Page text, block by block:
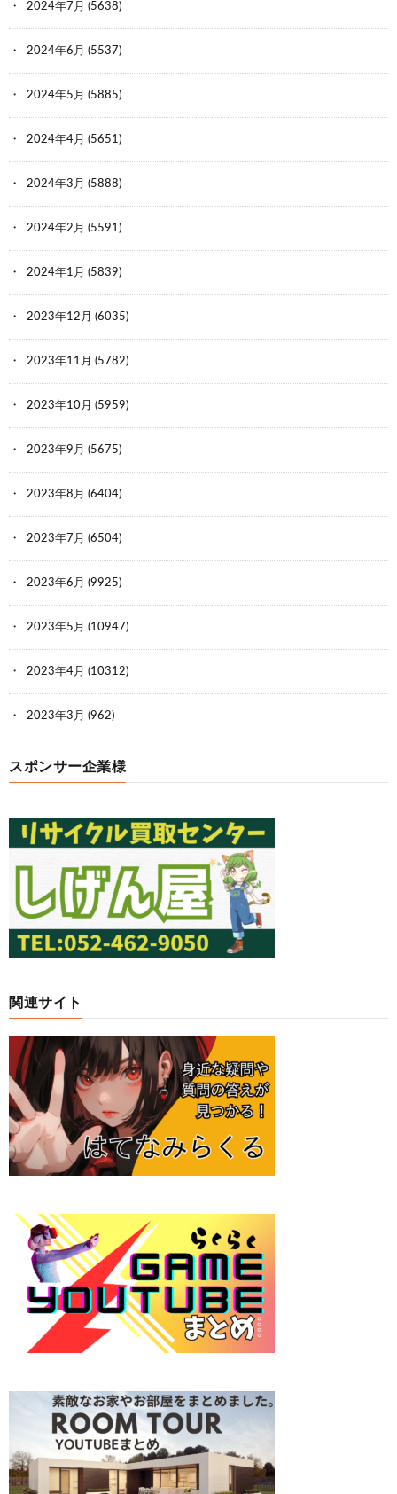
2024年7月 (5638)
2024年6月 (5537)
2024年5月 (5885)
2024年4月 (5651)
2024年3月 (5888)
2024年2月 (5591)
2024年1月 (5839)
2023年12月 (6035)
2023年11月 (5782)
2023年10月 (5959)
2023年9月 (5675)
2023年8月 (6404)
2023年7月 (6504)
2023年6月 (9925)
2023年5月 (10947)
2023年4月 (10312)
2023年3月 (962)
スポンサー企業様
関連サイト